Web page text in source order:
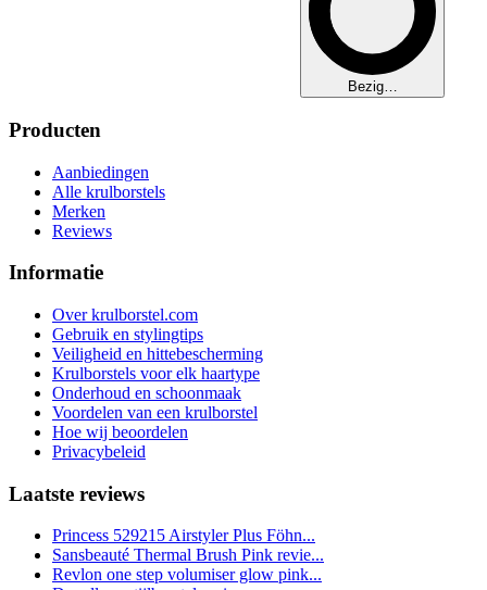
Bezig…
Producten
Aanbiedingen
Alle krulborstels
Merken
Reviews
Informatie
Over krulborstel.com
Gebruik en stylingtips
Veiligheid en hittebescherming
Krulborstels voor elk haartype
Onderhoud en schoonmaak
Voordelen van een krulborstel
Hoe wij beoordelen
Privacybeleid
Laatste reviews
Princess 529215 Airstyler Plus Föhn...
Sansbeauté Thermal Brush Pink revie...
Revlon one step volumiser glow pink...